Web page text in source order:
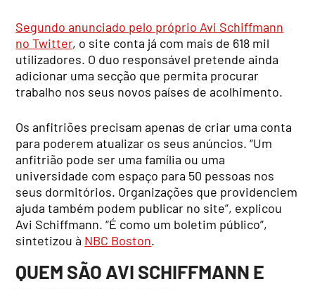
Segundo anunciado pelo próprio Avi Schiffmann
no Twitter, o site conta já com mais de 618 mil
utilizadores. O duo responsável pretende ainda
adicionar uma secção que permita procurar
trabalho nos seus novos países de acolhimento.
Os anfitriões precisam apenas de criar uma conta
para poderem atualizar os seus anúncios. “Um
anfitrião pode ser uma família ou uma
universidade com espaço para 50 pessoas nos
seus dormitórios. Organizações que providenciem
ajuda também podem publicar no site”, explicou
Avi Schiffmann. “É como um boletim público”,
sintetizou à NBC Boston.
QUEM SÃO AVI SCHIFFMANN E